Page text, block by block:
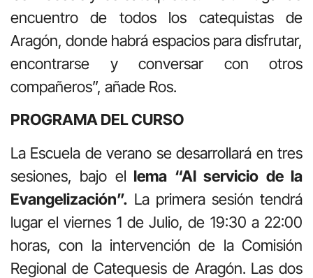
encuentro de todos los catequistas de
Aragón, donde habrá espacios para disfrutar,
encontrarse y conversar con otros
compañeros”, añade Ros.
PROGRAMA DEL CURSO
La Escuela de verano se desarrollará en tres
sesiones, bajo el lema “Al servicio de la
Evangelización”. La primera sesión tendrá
lugar el viernes 1 de Julio, de 19:30 a 22:00
horas, con la intervención de la Comisión
Regional de Catequesis de Aragón. Las dos